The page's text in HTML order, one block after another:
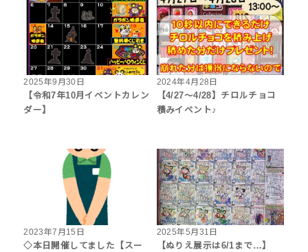
2025年9月30日
【令和7年10月イベントカレン
ダー】
2024年4月28日
【4/27～4/28】チロルチョコ
積みイベント♪
2023年7月15日
◇本日開催してました【スー
2025年5月31日
【ぬりえ展示は6/1まで…】